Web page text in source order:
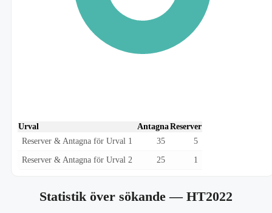
Urval AntagnaReserver
Reserver & Antagna för Urval 1
35 5
Reserver & Antagna för Urval 2 25 1
Statistik över sökande— HT2022